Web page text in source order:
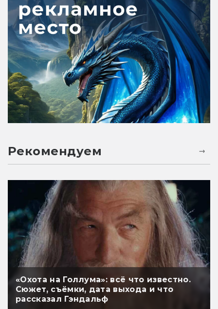
Рекомендуем
«Охота на Голлума»: всё что известно.
Сюжет, съёмки, дата выхода и что
рассказал Гэндальф